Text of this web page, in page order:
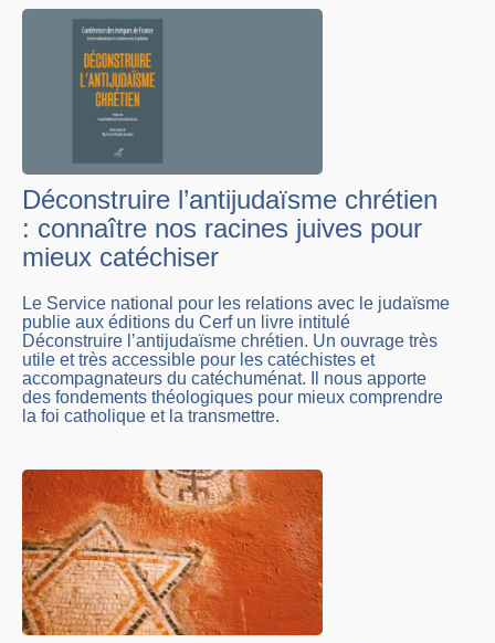
Déconstruire l’antijudaïsme chrétien
: connaître nos racines juives pour
mieux catéchiser
Le Service national pour les relations avec le judaïsme
publie aux éditions du Cerf un livre intitulé
Déconstruire l’antijudaïsme chrétien. Un ouvrage très
utile et très accessible pour les catéchistes et
accompagnateurs du catéchuménat. Il nous apporte
des fondements théologiques pour mieux comprendre
la foi catholique et la transmettre.